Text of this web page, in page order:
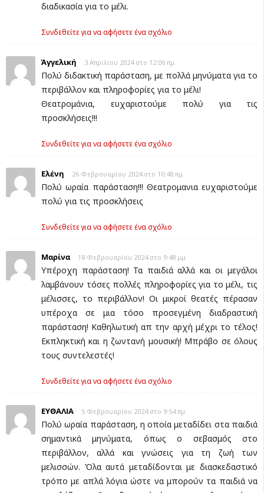
διαδικασία για το μέλι.
Συνδεθείτε για να αφήσετε ένα σχόλιο
Άγγελική 3 Απριλίου 2024 στο 12:06 πμ
Πολύ διδακτική παράσταση, με πολλά μηνύματα για το
περιβάλλον και πληροφορίες για το μέλι!
Θεατρομάνια, ευχαριστούμε πολύ για τις
προσκλήσεις!!!
Συνδεθείτε για να αφήσετε ένα σχόλιο
Ελένη 26 Φεβρουαρίου 2024 στο 10:48 πμ
Πολύ ωραία παράσταση!!! Θεατρομανια ευχαριστούμε
πολύ για τις προσκλήσεις
Συνδεθείτε για να αφήσετε ένα σχόλιο
Μαρίνα 18 Φεβρουαρίου 2024 στο 9:48 μμ
Υπέροχη παράσταση! Τα παιδιά αλλά και οι μεγάλοι
λαμβάνουν τόσες πολλές πληροφορίες για το μέλι, τις
μέλισσες, το περιβάλλον! Οι μικροί θεατές πέρασαν
υπέροχα σε μια τόσο προσεγμένη διαδραστική
παράσταση! Καθηλωτική απ την αρχή μέχρι το τέλος!
Εκπληκτική και η ζωντανή μουσική! Μπράβο σε όλους
τους συντελεστές!
Συνδεθείτε για να αφήσετε ένα σχόλιο
ΕΥΘΑΛΙΑ 5 Φεβρουαρίου 2024 στο 9:54 πμ
Πολύ ωραία παράσταση, η οποία μεταδίδει στα παιδιά
σημαντικά μηνύματα, όπως ο σεβασμός στο
περιβάλλον, αλλά και γνώσεις για τη ζωή των
μελισσών. Όλα αυτά μεταδίδονται με διασκεδαστικό
τρόπο με απλά λόγια ώστε να μπορούν τα παιδιά να